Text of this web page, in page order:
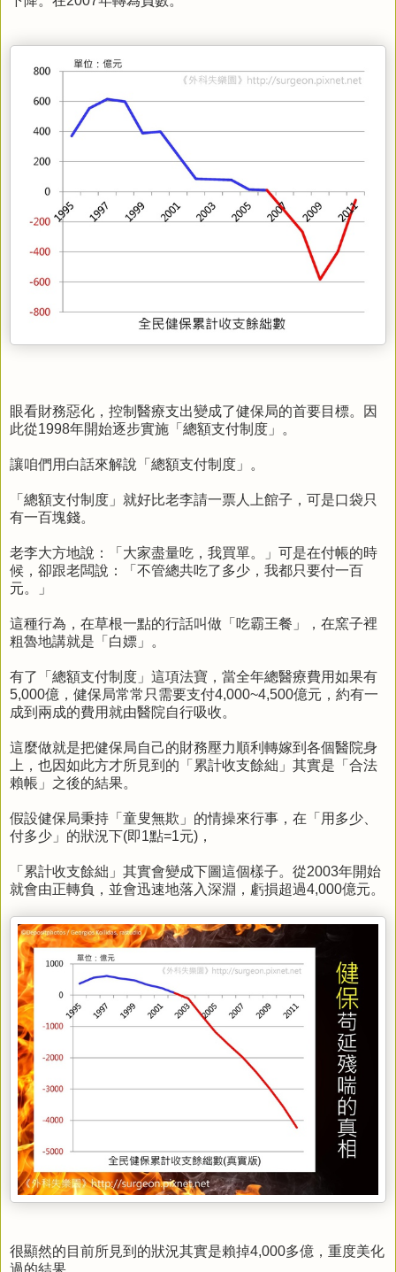
眼看財務惡化，控制醫療支出變成了健保局的首要目標。因
此從1998年開始逐步實施「總額支付制度」。
讓咱們用白話來解說「總額支付制度」。
「總額支付制度」就好比老李請一票人上館子，可是口袋只
有一百塊錢。
老李大方地說：「大家盡量吃，我買單。」 可是在付帳的時
候，卻跟老闆說：「不管總共吃了多少，我都只要付一百
元。」
這種行為，在草根一點的行話叫做「吃霸王餐」，在窯子裡
粗魯地講就是「白嫖」。
有了「總額支付制度」這項法寶，當全年總醫療費用如果有
5,000億，健保局常常只需要支付4,000~4,500億元， 約有一
成到兩成的費用就由醫院自行吸收。
這麼做就是把健保局自己的財務壓力順利轉嫁到各個醫院身
上，也因如此方才所見到的「累計收支餘絀」其實是「合法
賴帳」之後的結果。
假設健保局秉持「童叟無欺」的情操來行事，在「用多少、
付多少」的狀況下(即1點=1元)，
「累計收支餘絀」其實會變成下圖這個樣子。 從2003年開始
就會由正轉負，並會迅速地落入深淵，虧損超過4,000億元。
很顯然的目前所見到的狀況其實是賴掉4,000多億，重度美化
過的結果。